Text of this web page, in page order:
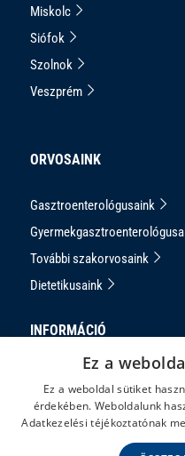
Miskolc
Siófok
Szolnok
Veszprém
ORVOSAINK
Gasztroenterológusaink
További szakorvosaink
Dietetikusaink
INFORMÁCIÓ
Impresszum
Panaszkezelés
Ez a
Ez a weboldal sütiket
érdekében. Weboldalunk
Adatkezelési téjékoztatónak